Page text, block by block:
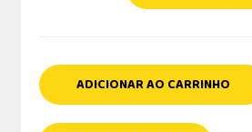
ADICIONAR AO CARRINHO